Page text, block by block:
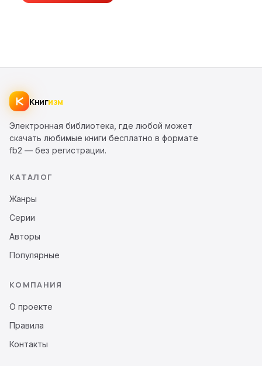
Книгизм
Электронная библиотека, где любой может
скачать любимые книги бесплатно в формате
fb2 — без регистрации.
КАТАЛОГ
Жанры
Серии
Авторы
Популярные
КОМПАНИЯ
О проекте
Правила
Контакты